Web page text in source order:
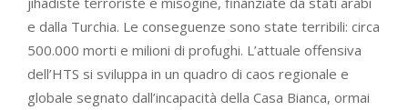
e dalla Turchia. Le conseguenze sono state terribili: circa
500.000 morti e milioni di profughi. L’attuale offensiva
dell’HTS si sviluppa in un quadro di caos regionale e
globale segnato dall’incapacità della Casa Bianca, ormai